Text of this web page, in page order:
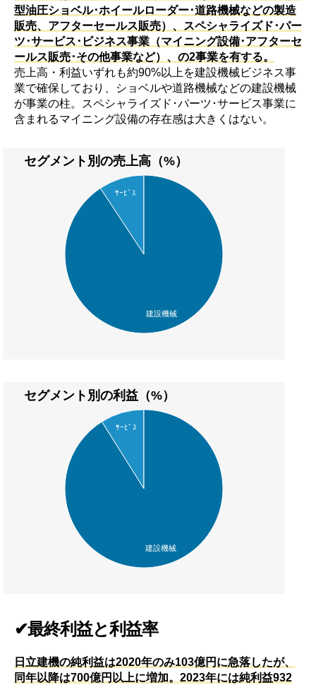
型油圧ショベル･ホイールローダー･道路機械などの製造
販売、アフターセールス販売）、スペシャライズド･パー
ツ･サービス･ビジネス事業（マイニング設備･アフターセ
ールス販売･その他事業など）、の2事業を有する。
売上高・利益いずれも約90%以上を建設機械ビジネス事
業で確保しており、ショベルや道路機械などの建設機械
が事業の柱。スペシャライズド･パーツ･サービス事業に
含まれるマイニング設備の存在感は大きくはない。
セグメント別の売上高（%）
ｻｰﾋﾞｽ
建設機械
セグメント別の利益（%）
ｻｰﾋﾞｽ
建設機械
✔最終利益と利益率
日立建機の純利益は2020年のみ103億円に急落したが、
同年以降は700億円以上に増加。2023年には純利益932